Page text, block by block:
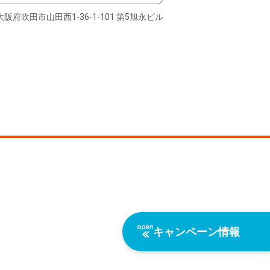
キャンペーン情報
阪府吹田市山田西1-36-1-101 第5旭永ビル